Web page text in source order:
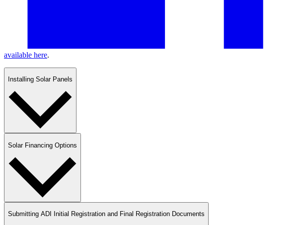
available here​​​​‌ ‍ ​‍​‍‌‍ ‌ ​‍‌‍‍‌‌‍‌ ‌‍‍‌‌‍ ‍​‍​‍​ ‍‍​‍​‍‌ ​ ‌‍​‌‌‍ ‍‌‍‍‌‌ ‌​‌ ‍‌​‍ ‍‌‍‍‌‌‍ ​‍​‍​‍ ​​‍​‍‌‍‍​‌ ​‍‌‍‌‌‌‍‌‍​‍​‍​ ‍‍​‍​‍‌‍‍​‌ ‌​‌ ‌​‌ ​​​ ‍‍​‍ ​‍ ‌‍ ​‌‍ ‌‍​ ‌‍​‌‌‍ ​‌‍‍​‌‍ ‌ ​ ‌ ‌​​ ‍‍​ ​ ​ ​ ​ ​ ​ ​ ​‍ ‌‍‍‌‌‍ ‍‌ ‌​‌‍‌‌‌‍ ‍‌ ‌​​‍ ‌‍‌‌‌‍‌​‌‍‍‌‌ ‌​​‍ ‌‍ ‌‌‍ ‌‍‌​‌‍‌‌​ ‌‌ ​​‌ ​‍‌‍‌‌‌ ​ ‌‍‌‌‌‍ ‍‌ ‌​‌‍​‌‌ ‌​‌‍‍‌‌‍ ‌‍ ‍​ ‍ ‌‍‍‌‌‍‌​​ ‌​ ‍​​ ‌‌​ ‌‍​ ​​​ ‌‍​ ‌​​ ​‌‌‍‌​​‍ ‌​ ‌ ‌‍​ ‌‍​ ‌‍​‍​‍ ‌​ ‌​​ ​​​ ​‌‌‍​ ​‍ ‌‌‍​‍‌‍‌‌​ ‌‍‌‍‌​​‍ ‌​ ‌‌​ ​ ​ ‍​​ ​​​ ‌​​ ‌ ​ ‌ ‌‍​‍‌‍​‍​ ‌​​ ‌ ​ ​​​ ‍ ‌ ‌​‌ ‍‌‌ ​​‌‍‌‌​ ‌‌‍‍​‌‍‌‌‌‍ ​‌ ​​‌‌‌​‌‍ ‌ ​​‌‍‍‌‌‍​ ​ ‍ ‌ ​​‌‍​‌‌ ‌​‌‍‍​​ ‌‌‍​ ‌‍ ‌‍ ‍‌ ‌​‌‍‌‌‌‍ ‍‌ ‌​​‍‌‌​ ‌‌‌​​‍‌‌ ‌‍‍ ‌‍‌‌‌ ‍‌​‍‌‌​ ​ ‌​‌​​‍‌‌​ ​ ‌​‌​​‍‌‌​ ​‍​ ​‍‌‍​ ​ ‍​​ ‌‍​ ‌‌​ ‌‍​ ​​​ ​‌​ ‍‌‌‍​‍​ ​‌​ ‌ ​ ​ ​‍‌‌​ ​‍​ ​‍​‍‌‌​ ‌‌‌​‌​​‍ ‍‌‍​ ‌‍‍​‌‍‍‌‌‍ ​‌‍‌​‌ ​‍‌‍‌‌‌‍ ‍​‍‌‌​ ‌‌‌​​‍‌‌ ‌‍‍ ‌‍‌‌‌ ‍‌​‍‌‌​ ​ ‌​‌​​‍‌‌​ ​ ‌​‌​​‍‌‌​ ​‍​ ​‍​ ​ ​ ​‌​ ​ ​ ​‍‌‍‌‍​ ‍​​ ‍‌​ ‌‌​ ​ ‌‍‌‌‌‍​‍​ ‍‌​‍‌‌​ ​‍​ ​‍​‍‌‌​ ‌‌‌​‌​​‍ ‍‌ ‌​‌‍‌‌‌ ‍​‌ ‌​​ ‌‍​‍‌‍​‌‌ ​ ‌‍‌‌‌‌‌‌‌ ​‍‌‍ ​​ ‌‌‍‍​‌ ‌​‌ ‌​‌ ​​​‍‌‌​ ​ ‌​​‌​‍‌‌​ ​‍‌​‌‍​‍‌‌​ ​‍‌​‌‍‌‍ ​‌‍ ‌‍​ ‌‍​‌‌‍ ​‌‍‍​‌‍ ‌ ​ ‌ ‌​​‍‌‌​ ​ ‌​​‌​ ​ ​ ​ ​ ​ ​ ​ ​‍‌‍‌‍‍‌‌‍‌​​ ‌​ ‍​​ ‌‌​ ‌‍​ ​​​ ‌‍​ ‌​​ ​‌‌‍‌​​‍ ‌​ ‌ ‌‍​ ‌‍​ ‌‍​‍​‍ ‌​ ‌​​ ​​​ ​‌‌‍​ ​‍ ‌‌‍​‍‌‍‌‌​ ‌‍‌‍‌​​‍ ‌​ ‌‌​ ​ ​ ‍​​ ​​​ ‌​​ ‌ ​ ‌ ‌‍​‍‌‍​‍​ ‌​​ ‌ ​ ​​​‍‌‍‌ ‌​‌ ‍‌‌ ​​‌‍‌‌​ ‌‌‍‍​‌‍‌‌‌‍ ​‌ ​​‌‌‌​‌‍ ‌ ​​‌‍‍‌‌‍​ ​‍‌‍‌ ​​‌‍​‌‌ ‌​‌‍‍​​ ‌‌‍​ ‌‍ ‌‍ ‍‌ ‌​‌‍‌‌‌‍ ‍‌ ‌​​‍‌‌​ ‌‌‌​​‍‌‌ ‌‍‍ ‌‍‌‌‌ ‍‌​‍‌‌​ ​ ‌​‌​​‍‌‌​ ​ ‌​‌​​‍‌‌​ ​‍​ ​‍‌‍​ ​ ‍​​ ‌‍​ ‌‌​ ‌‍​ ​​​ ​‌​ ‍‌‌‍​‍​ ​‌​ ‌ ​ ​ ​‍‌‌​ ​‍​ ​‍​‍‌‌​ ‌‌‌​‌​​‍ ‍‌‍​ ‌‍‍​‌‍‍‌‌‍ ​‌‍‌​‌ ​‍‌‍‌‌‌‍ ‍​‍‌‌​ ‌‌‌​​‍‌‌ ‌‍‍ ‌‍‌‌‌ ‍‌​‍‌‌​ ​ ‌​‌​​‍‌‌​ ​ ‌​‌​​‍‌‌​ ​‍​ ​‍​ ​ ​ ​‌​ ​ ​ ​‍‌‍‌‍​ ‍​​ ‍‌​ ‌‌​ ​ ‌‍‌‌‌‍​‍​ ‍‌​‍‌‌​ ​‍​ ​‍​‍‌‌​ ‌‌‌​‌​​‍ ‍‌ ‌​‌‍‌‌‌ ‍​‌ ‌​​‍‌‍‌ ​​‌‍‌‌‌ ​‍‌ ​ ‌ ​​‌‍‌‌‌‍​ ‌ ‌​‌‍‍‌‌ ‌‍‌‍‌‌​ ‌‌ ​​‌ ‌‌‌‍​‍‌‍ ​‌‍‍‌‌ ​ ‌‍‍​‌‍‌‌‌‍‌​​‍​‍‌ ‌.​​​​‌ ‍ ​‍​‍‌‍ ‌ ​‍‌‍‍‌‌‍‌ ‌‍‍‌‌‍ ‍​‍​‍​ ‍‍​‍​‍‌ ​ ‌‍​‌‌‍ ‍‌‍‍‌‌ ‌​‌ ‍‌​‍ ‍‌‍‍‌‌‍ ​‍​‍​‍ ​​‍​‍‌‍‍​‌ ​‍‌‍‌‌‌‍‌‍​‍​‍​ ‍‍​‍​‍‌‍‍​‌ ‌​‌ ‌​‌ ​​​ ‍‍​‍ ​‍ ‌‍ ​‌‍ ‌‍​ ‌‍​‌‌‍ ​‌‍‍​‌‍ ‌ ​ ‌ ‌​​ ‍‍​ ​ ​ ​ ​ ​ ​ ​ ​‍ ‌‍‍‌‌‍ ‍‌ ‌​‌‍‌‌‌‍ ‍‌ ‌​​‍ ‌‍‌‌‌‍‌​‌‍‍‌‌ ‌​​‍ ‌‍ ‌‌‍ ‌‍‌​‌‍‌‌​ ‌‌ ​​‌ ​‍‌‍‌‌‌ ​ ‌‍‌‌‌‍ ‍‌ ‌​‌‍​‌‌ ‌​‌‍‍‌‌‍ ‌‍ ‍​ ‍ ‌‍‍‌‌‍‌​​ ‌​ ‍​​ ‌‌​ ‌‍​ ​​​ ‌‍​ ‌​​ ​‌‌‍‌​​‍ ‌​ ‌ ‌‍​ ‌‍​ ‌‍​‍​‍ ‌​ ‌​​ ​​​ ​‌‌‍​ ​‍ ‌‌‍​‍‌‍‌‌​ ‌‍‌‍‌​​‍ ‌​ ‌‌​ ​ ​ ‍​​ ​​​ ‌​​ ‌ ​ ‌ ‌‍​‍‌‍​‍​ ‌​​ ‌ ​ ​​​ ‍ ‌ ‌​‌ ‍‌‌ ​​‌‍‌‌​ ‌‌‍‍​‌‍‌‌‌‍ ​‌ ​​‌‌‌​‌‍ ‌ ​​‌‍‍‌‌‍​ ​ ‍ ‌ ​​‌‍​‌‌ ‌​‌‍‍​​ ‌‌‍​ ‌‍ ‌‍ ‍‌ ‌​‌‍‌‌‌‍ ‍‌ ‌​​‍‌‌​ ‌‌‌​​‍‌‌ ‌‍‍ ‌‍‌‌‌ ‍‌​‍‌‌​ ​ ‌​‌​​‍‌‌​ ​ ‌​‌​​‍‌‌​ ​‍​ ​‍‌‍​ ​ ‍​​ ‌‍​ ‌‌​ ‌‍​ ​​​ ​‌​ ‍‌‌‍​‍​ ​‌​ ‌ ​ ​ ​‍‌‌​ ​‍​ ​‍​‍‌‌​ ‌‌‌​‌​​‍ ‍‌‍​ ‌‍‍​‌‍‍‌‌‍ ​‌‍‌​‌ ​‍‌‍‌‌‌‍ ‍​‍‌‌​ ‌‌‌​​‍‌‌ ‌‍‍ ‌‍‌‌‌ ‍‌​‍‌‌​ ​ ‌​‌​​‍‌‌​ ​ ‌​‌​​‍‌‌​ ​‍​ ​‍​ ‍​​ ​‍‌‍​‌​ ​‌‌‍‌​‌‍‌‌​ ‌‍​ ‌‌​ ‌‍‌‍‌​​ ‌‍‌‍​‍​‍‌‌​ ​‍​ ​‍​‍‌‌​ ‌‌‌​‌​​‍ ‍‌ ‌​‌‍‌‌‌ ‍​‌ ‌​​ ‌‍​‍‌‍​‌‌ ​ ‌‍‌‌‌‌‌‌‌ ​‍‌‍ ​​ ‌‌‍‍​‌ ‌​‌ ‌​‌ ​​​‍‌‌​ ​ ‌​​‌​‍‌‌​ ​‍‌​‌‍​‍‌‌​ ​‍‌​‌‍‌‍ ​‌‍ ‌‍​ ‌‍​‌‌‍ ​‌‍‍​‌‍ ‌ ​ ‌ ‌​​‍‌‌​ ​ ‌​​‌​ ​ ​ ​ ​ ​ ​ ​ ​‍‌‍‌‍‍‌‌‍‌​​ ‌​ ‍​​ ‌‌​ ‌‍​ ​​​ ‌‍​ ‌​​ ​‌‌‍‌​​‍ ‌​ ‌ ‌‍​ ‌‍​ ‌‍​‍​‍ ‌​ ‌​​ ​​​ ​‌‌‍​ ​‍ ‌‌‍​‍‌‍‌‌​ ‌‍‌‍‌​​‍ ‌​ ‌‌​ ​ ​ ‍​​ ​​​ ‌​​ ‌ ​ ‌ ‌‍​‍‌‍​‍​ ‌​​ ‌ ​ ​​​‍‌‍‌ ‌​‌ ‍‌‌ ​​‌‍‌‌​ ‌‌‍‍​‌‍‌‌‌‍ ​‌ ​​‌‌‌​‌‍ ‌ ​​‌‍‍‌‌‍​ ​‍‌‍‌ ​​‌‍​‌‌ ‌​‌‍‍​​ ‌‌‍​ ‌‍ ‌‍ ‍‌ ‌​‌‍‌‌‌‍ ‍‌ ‌​​‍‌‌​ ‌‌‌​​‍‌‌ ‌‍‍ ‌‍‌‌‌ ‍‌​‍‌‌​ ​ ‌​‌​​‍‌‌​ ​ ‌​‌​​‍‌‌​ ​‍​ ​‍‌‍​ ​ ‍​​ ‌‍​ ‌‌​ ‌‍​ ​​​ ​‌​ ‍‌‌‍​‍​ ​‌​ ‌ ​ ​ ​‍‌‌​ ​‍​ ​‍​‍‌‌​ ‌‌‌​‌​​‍ ‍‌‍​ ‌‍‍​‌‍‍‌‌‍ ​‌‍‌​‌ ​‍‌‍‌‌‌‍ ‍​‍‌‌​ ‌‌‌​​‍‌‌ ‌‍‍ ‌‍‌‌‌ ‍‌​‍‌‌​ ​ ‌​‌​​‍‌‌​ ​ ‌​‌​​‍‌‌​ ​‍​ ​‍​ ‍​​ ​‍‌‍​‌​ ​‌‌‍‌​‌‍‌‌​ ‌‍​ ‌‌​ ‌‍‌‍‌​​ ‌‍‌‍​‍​‍‌‌​ ​‍​ ​‍​‍‌‌​ ‌‌‌​‌​​‍ ‍‌ ‌​‌‍‌‌‌ ‍​‌ ‌​​‍‌‍‌ ​​‌‍‌‌‌ ​‍‌ ​ ‌ ​​‌‍‌‌‌‍​ ‌ ‌​‌‍‍‌‌ ‌‍‌‍‌‌​ ‌‌ ​​‌ ‌‌‌‍​‍‌‍ ​‌‍‍‌‌ ​ ‌‍‍​‌‍‌‌‌‍‌​​‍​‍‌ ‌
Installing Solar Panels​​​​‌ ‍ ​‍​‍‌‍ ‌ ​‍‌‍‍‌‌‍‌ ‌‍‍‌‌‍ ‍​‍​‍​ ‍‍​‍​‍‌ ​ ‌‍​‌‌‍ ‍‌‍‍‌‌ ‌​‌ ‍‌​‍ ‍‌‍‍‌‌‍ ​‍​‍​‍ ​​‍​‍‌‍‍​‌ ​‍‌‍‌‌‌‍‌‍​‍​‍​ ‍‍​‍​‍‌‍‍​‌ ‌​‌ ‌​‌ ​​​ ‍‍​‍ ​‍ ‌‍ ​‌‍ ‌‍​ ‌‍​‌‌‍ ​‌‍‍​‌‍ ‌ ​ ‌ ‌​​ ‍‍​ ​ ​ ​ ​ ​ ​ ​ ​‍ ‌‍‍‌‌‍ ‍‌ ‌​‌‍‌‌‌‍ ‍‌ ‌​​‍ ‌‍‌‌‌‍‌​‌‍‍‌‌ ‌​​‍ ‌‍ ‌‌‍ ‌‍‌​‌‍‌‌​ ‌‌ ​​‌ ​‍‌‍‌‌‌ ​ ‌‍‌‌‌‍ ‍‌ ‌​‌‍​‌‌ ‌​‌‍‍‌‌‍ ‌‍ ‍​ ‍ ‌‍‍‌‌‍‌​​ ‌​ ‍​​ ‌‌​ ‌‍​ ​​​ ‌‍​ ‌​​ ​‌‌‍‌​​‍ ‌​ ‌ ‌‍​ ‌‍​ ‌‍​‍​‍ ‌​ ‌​​ ​​​ ​‌‌‍​ ​‍ ‌‌‍​‍‌‍‌‌​ ‌‍‌‍‌​​‍ ‌​ ‌‌​ ​ ​ ‍​​ ​​​ ‌​​ ‌ ​ ‌ ‌‍​‍‌‍​‍​ ‌​​ ‌ ​ ​​​ ‍ ‌ ‌​‌ ‍‌‌ ​​‌‍‌‌​ ‌‌‍‍​‌‍‌‌‌‍ ​‌ ​​‌‌‌​‌‍ ‌ ​​‌‍‍‌‌‍​ ​ ‍ ‌ ​​‌‍​‌‌ ‌​‌‍‍​​ ‌‌‍​ ‌‍ ‌‍ ‍‌ ‌​‌‍‌‌‌‍ ‍‌ ‌​​‍‌‌​ ‌‌‌​​‍‌‌ ‌‍‍ ‌‍‌‌‌ ‍‌​‍‌‌​ ​ ‌​‌​​‍‌‌​ ​ ‌​‌​​‍‌‌​ ​‍​ ​‍‌‍​‌​ ​‍​ ​‍​ ​‌‌‍‌‍​ ‍​​ ‍​​ ‍‌​ ‌ ‌‍‌‍‌‍​‍‌‍​ ​‍‌‌​ ​‍​ ​‍​‍‌‌​ ‌‌‌​‌​​‍ ‍‌‍‍‌‌ ‌​‌‍‌‌‌‍ ‌‌ ​ ​‍‌‌​ ‌‌‌​​‍‌‌ ‌‍‍ ‌‍‌‌‌ ‍‌​‍‌‌​ ​ ‌​‌​​‍‌‌​ ​ ‌​‌​​‍‌‌​ ​‍​ ​‍​ ‌ ‌‍​‌​ ​ ​ ​‍​ ‍​‌‍​‍​ ‌​​ ‍‌‌‍‌‍​ ​​​ ‌​​ ‌‌​‍‌‌​ ​‍​ ​‍​‍‌‌​ ‌‌‌​‌​​‍ ‍‌‍‍​‌‍‌‌‌‍​‌‌‍‌​‌‍‍‌‌‍ ‍‌‍‌ ​ ‌‍​‍‌‍​‌‌ ​ ‌‍‌‌‌‌‌‌‌ ​‍‌‍ ​​ ‌‌‍‍​‌ ‌​‌ ‌​‌ ​​​‍‌‌​ ​ ‌​​‌​‍‌‌​ ​‍‌​‌‍​‍‌‌​ ​‍‌​‌‍‌‍ ​‌‍ ‌‍​ ‌‍​‌‌‍ ​‌‍‍​‌‍ ‌ ​ ‌ ‌​​‍‌‌​ ​ ‌​​‌​ ​ ​ ​ ​ ​ ​ ​ ​‍‌‍‌‍‍‌‌‍‌​​ ‌​ ‍​​ ‌‌​ ‌‍​ ​​​ ‌‍​ ‌​​ ​‌‌‍‌​​‍ ‌​ ‌ ‌‍​ ‌‍​ ‌‍​‍​‍ ‌​ ‌​​ ​​​ ​‌‌‍​ ​‍ ‌‌‍​‍‌‍‌‌​ ‌‍‌‍‌​​‍ ‌​ ‌‌​ ​ ​ ‍​​ ​​​ ‌​​ ‌ ​ ‌ ‌‍​‍‌‍​‍​ ‌​​ ‌ ​ ​​​‍‌‍‌ ‌​‌ ‍‌‌ ​​‌‍‌‌​ ‌‌‍‍​‌‍‌‌‌‍ ​‌ ​​‌‌‌​‌‍ ‌ ​​‌‍‍‌‌‍​ ​‍‌‍‌ ​​‌‍​‌‌ ‌​‌‍‍​​ ‌‌‍​ ‌‍ ‌‍ ‍‌ ‌​‌‍‌‌‌‍ ‍‌ ‌​​‍‌‌​ ‌‌‌​​‍‌‌ ‌‍‍ ‌‍‌‌‌ ‍‌​‍‌‌​ ​ ‌​‌​​‍‌‌​ ​ ‌​‌​​‍‌‌​ ​‍​ ​‍‌‍​‌​ ​‍​ ​‍​ ​‌‌‍‌‍​ ‍​​ ‍​​ ‍‌​ ‌ ‌‍‌‍‌‍​‍‌‍​ ​‍‌‌​ ​‍​ ​‍​‍‌‌​ ‌‌‌​‌​​‍ ‍‌‍‍‌‌ ‌​‌‍‌‌‌‍ ‌‌ ​ ​‍‌‌​ ‌‌‌​​‍‌‌ ‌‍‍ ‌‍‌‌‌ ‍‌​‍‌‌​ ​ ‌​‌​​‍‌‌​ ​ ‌​‌​​‍‌‌​ ​‍​ ​‍​ ‌ ‌‍​‌​ ​ ​ ​‍​ ‍​‌‍​‍​ ‌​​ ‍‌‌‍‌‍​ ​​​ ‌​​ ‌‌​‍‌‌​ ​‍​ ​‍​‍‌‌​ ‌‌‌​‌​​‍ ‍‌‍‍​‌‍‌‌‌‍​‌‌‍‌​‌‍‍‌‌‍ ‍‌‍‌ ​‍‌‍‌ ​​‌‍‌‌‌ ​‍‌ ​ ‌ ​​‌‍‌‌‌‍​ ‌ ‌​‌‍‍‌‌ ‌‍‌‍‌‌​ ‌‌ ​​‌ ‌‌‌‍​‍‌‍ ​‌‍‍‌‌ ​ ‌‍‍​‌‍‌‌‌‍‌​​‍​‍‌ ‌
Solar Financing Options​​​​‌ ‍ ​‍​‍‌‍ ‌ ​‍‌‍‍‌‌‍‌ ‌‍‍‌‌‍ ‍​‍​‍​ ‍‍​‍​‍‌ ​ ‌‍​‌‌‍ ‍‌‍‍‌‌ ‌​‌ ‍‌​‍ ‍‌‍‍‌‌‍ ​‍​‍​‍ ​​‍​‍‌‍‍​‌ ​‍‌‍‌‌‌‍‌‍​‍​‍​ ‍‍​‍​‍‌‍‍​‌ ‌​‌ ‌​‌ ​​​ ‍‍​‍ ​‍ ‌‍ ​‌‍ ‌‍​ ‌‍​‌‌‍ ​‌‍‍​‌‍ ‌ ​ ‌ ‌​​ ‍‍​ ​ ​ ​ ​ ​ ​ ​ ​‍ ‌‍‍‌‌‍ ‍‌ ‌​‌‍‌‌‌‍ ‍‌ ‌​​‍ ‌‍‌‌‌‍‌​‌‍‍‌‌ ‌​​‍ ‌‍ ‌‌‍ ‌‍‌​‌‍‌‌​ ‌‌ ​​‌ ​‍‌‍‌‌‌ ​ ‌‍‌‌‌‍ ‍‌ ‌​‌‍​‌‌ ‌​‌‍‍‌‌‍ ‌‍ ‍​ ‍ ‌‍‍‌‌‍‌​​ ‌​ ‍​​ ‌‌​ ‌‍​ ​​​ ‌‍​ ‌​​ ​‌‌‍‌​​‍ ‌​ ‌ ‌‍​ ‌‍​ ‌‍​‍​‍ ‌​ ‌​​ ​​​ ​‌‌‍​ ​‍ ‌‌‍​‍‌‍‌‌​ ‌‍‌‍‌​​‍ ‌​ ‌‌​ ​ ​ ‍​​ ​​​ ‌​​ ‌ ​ ‌ ‌‍​‍‌‍​‍​ ‌​​ ‌ ​ ​​​ ‍ ‌ ‌​‌ ‍‌‌ ​​‌‍‌‌​ ‌‌‍‍​‌‍‌‌‌‍ ​‌ ​​‌‌‌​‌‍ ‌ ​​‌‍‍‌‌‍​ ​ ‍ ‌ ​​‌‍​‌‌ ‌​‌‍‍​​ ‌‌‍​ ‌‍ ‌‍ ‍‌ ‌​‌‍‌‌‌‍ ‍‌ ‌​​‍‌‌​ ‌‌‌​​‍‌‌ ‌‍‍ ‌‍‌‌‌ ‍‌​‍‌‌​ ​ ‌​‌​​‍‌‌​ ​ ‌​‌​​‍‌‌​ ​‍​ ​‍‌‍​‌​ ​‍​ ​‍​ ​‌‌‍‌‍​ ‍​​ ‍​​ ‍‌​ ‌ ‌‍‌‍‌‍​‍‌‍​ ​‍‌‌​ ​‍​ ​‍​‍‌‌​ ‌‌‌​‌​​‍ ‍‌‍‍‌‌ ‌​‌‍‌‌‌‍ ‌‌ ​ ​‍‌‌​ ‌‌‌​​‍‌‌ ‌‍‍ ‌‍‌‌‌ ‍‌​‍‌‌​ ​ ‌​‌​​‍‌‌​ ​ ‌​‌​​‍‌‌​ ​‍​ ​‍​ ‌‌‌‍​‌​ ​​​ ‌​​ ‌​‌‍‌​​ ​‌​ ​‌​ ‌ ‌‍‌‍‌‍​‌​ ‌‍​‍‌‌​ ​‍​ ​‍​‍‌‌​ ‌‌‌​‌​​‍ ‍‌‍‍​‌‍‌‌‌‍​‌‌‍‌​‌‍‍‌‌‍ ‍‌‍‌ ​ ‌‍​‍‌‍​‌‌ ​ ‌‍‌‌‌‌‌‌‌ ​‍‌‍ ​​ ‌‌‍‍​‌ ‌​‌ ‌​‌ ​​​‍‌‌​ ​ ‌​​‌​‍‌‌​ ​‍‌​‌‍​‍‌‌​ ​‍‌​‌‍‌‍ ​‌‍ ‌‍​ ‌‍​‌‌‍ ​‌‍‍​‌‍ ‌ ​ ‌ ‌​​‍‌‌​ ​ ‌​​‌​ ​ ​ ​ ​ ​ ​ ​ ​‍‌‍‌‍‍‌‌‍‌​​ ‌​ ‍​​ ‌‌​ ‌‍​ ​​​ ‌‍​ ‌​​ ​‌‌‍‌​​‍ ‌​ ‌ ‌‍​ ‌‍​ ‌‍​‍​‍ ‌​ ‌​​ ​​​ ​‌‌‍​ ​‍ ‌‌‍​‍‌‍‌‌​ ‌‍‌‍‌​​‍ ‌​ ‌‌​ ​ ​ ‍​​ ​​​ ‌​​ ‌ ​ ‌ ‌‍​‍‌‍​‍​ ‌​​ ‌ ​ ​​​‍‌‍‌ ‌​‌ ‍‌‌ ​​‌‍‌‌​ ‌‌‍‍​‌‍‌‌‌‍ ​‌ ​​‌‌‌​‌‍ ‌ ​​‌‍‍‌‌‍​ ​‍‌‍‌ ​​‌‍​‌‌ ‌​‌‍‍​​ ‌‌‍​ ‌‍ ‌‍ ‍‌ ‌​‌‍‌‌‌‍ ‍‌ ‌​​‍‌‌​ ‌‌‌​​‍‌‌ ‌‍‍ ‌‍‌‌‌ ‍‌​‍‌‌​ ​ ‌​‌​​‍‌‌​ ​ ‌​‌​​‍‌‌​ ​‍​ ​‍‌‍​‌​ ​‍​ ​‍​ ​‌‌‍‌‍​ ‍​​ ‍​​ ‍‌​ ‌ ‌‍‌‍‌‍​‍‌‍​ ​‍‌‌​ ​‍​ ​‍​‍‌‌​ ‌‌‌​‌​​‍ ‍‌‍‍‌‌ ‌​‌‍‌‌‌‍ ‌‌ ​ ​‍‌‌​ ‌‌‌​​‍‌‌ ‌‍‍ ‌‍‌‌‌ ‍‌​‍‌‌​ ​ ‌​‌​​‍‌‌​ ​ ‌​‌​​‍‌‌​ ​‍​ ​‍​ ‌‌‌‍​‌​ ​​​ ‌​​ ‌​‌‍‌​​ ​‌​ ​‌​ ‌ ‌‍‌‍‌‍​‌​ ‌‍​‍‌‌​ ​‍​ ​‍​‍‌‌​ ‌‌‌​‌​​‍ ‍‌‍‍​‌‍‌‌‌‍​‌‌‍‌​‌‍‍‌‌‍ ‍‌‍‌ ​‍‌‍‌ ​​‌‍‌‌‌ ​‍‌ ​ ‌ ​​‌‍‌‌‌‍​ ‌ ‌​‌‍‍‌‌ ‌‍‌‍‌‌​ ‌‌ ​​‌ ‌‌‌‍​‍‌‍ ​‌‍‍‌‌ ​ ‌‍‍​‌‍‌‌‌‍‌​​‍​‍‌ ‌
Submitting ADI Initial Registration and Final Registration Documents​​​​‌ ‍ ​‍​‍‌‍ ‌ ​‍‌‍‍‌‌‍‌ ‌‍‍‌‌‍ ‍​‍​‍​ ‍‍​‍​‍‌ ​ ‌‍​‌‌‍ ‍‌‍‍‌‌ ‌​‌ ‍‌​‍ ‍‌‍‍‌‌‍ ​‍​‍​‍ ​​‍​‍‌‍‍​‌ ​‍‌‍‌‌‌‍‌‍​‍​‍​ ‍‍​‍​‍‌‍‍​‌ ‌​‌ ‌​‌ ​​​ ‍‍​‍ ​‍ ‌‍ ​‌‍ ‌‍​ ‌‍​‌‌‍ ​‌‍‍​‌‍ ‌ ​ ‌ ‌​​ ‍‍​ ​ ​ ​ ​ ​ ​ ​ ​‍ ‌‍‍‌‌‍ ‍‌ ‌​‌‍‌‌‌‍ ‍‌ ‌​​‍ ‌‍‌‌‌‍‌​‌‍‍‌‌ ‌​​‍ ‌‍ ‌‌‍ ‌‍‌​‌‍‌‌​ ‌‌ ​​‌ ​‍‌‍‌‌‌ ​ ‌‍‌‌‌‍ ‍‌ ‌​‌‍​‌‌ ‌​‌‍‍‌‌‍ ‌‍ ‍​ ‍ ‌‍‍‌‌‍‌​​ ‌​ ‍​​ ‌‌​ ‌‍​ ​​​ ‌‍​ ‌​​ ​‌‌‍‌​​‍ ‌​ ‌ ‌‍​ ‌‍​ ‌‍​‍​‍ ‌​ ‌​​ ​​​ ​‌‌‍​ ​‍ ‌‌‍​‍‌‍‌‌​ ‌‍‌‍‌​​‍ ‌​ ‌‌​ ​ ​ ‍​​ ​​​ ‌​​ ‌ ​ ‌ ‌‍​‍‌‍​‍​ ‌​​ ‌ ​ ​​​ ‍ ‌ ‌​‌ ‍‌‌ ​​‌‍‌‌​ ‌‌‍‍​‌‍‌‌‌‍ ​‌ ​​‌‌‌​‌‍ ‌ ​​‌‍‍‌‌‍​ ​ ‍ ‌ ​​‌‍​‌‌ ‌​‌‍‍​​ ‌‌‍​ ‌‍ ‌‍ ‍‌ ‌​‌‍‌‌‌‍ ‍‌ ‌​​‍‌‌​ ‌‌‌​​‍‌‌ ‌‍‍ ‌‍‌‌‌ ‍‌​‍‌‌​ ​ ‌​‌​​‍‌‌​ ​ ‌​‌​​‍‌‌​ ​‍​ ​‍‌‍​‌​ ​‍​ ​‍​ ​‌‌‍‌‍​ ‍​​ ‍​​ ‍‌​ ‌ ‌‍‌‍‌‍​‍‌‍​ ​‍‌‌​ ​‍​ ​‍​‍‌‌​ ‌‌‌​‌​​‍ ‍‌‍‍‌‌ ‌​‌‍‌‌‌‍ ‌‌ ​ ​‍‌‌​ ‌‌‌​​‍‌‌ ‌‍‍ ‌‍‌‌‌ ‍‌​‍‌‌​ ​ ‌​‌​​‍‌‌​ ​ ‌​‌​​‍‌‌​ ​‍​ ​‍‌‍‌‌‌‍​‍​ ​‌​ ‌ ‌‍​‌​ ‍​‌‍‌‍​ ‍​‌‍​‍​ ‌​​ ​ ‌‍​‍​‍‌‌​ ​‍​ ​‍​‍‌‌​ ‌‌‌​‌​​‍ ‍‌‍‍​‌‍‌‌‌‍​‌‌‍‌​‌‍‍‌‌‍ ‍‌‍‌ ​ ‌‍​‍‌‍​‌‌ ​ ‌‍‌‌‌‌‌‌‌ ​‍‌‍ ​​ ‌‌‍‍​‌ ‌​‌ ‌​‌ ​​​‍‌‌​ ​ ‌​​‌​‍‌‌​ ​‍‌​‌‍​‍‌‌​ ​‍‌​‌‍‌‍ ​‌‍ ‌‍​ ‌‍​‌‌‍ ​‌‍‍​‌‍ ‌ ​ ‌ ‌​​‍‌‌​ ​ ‌​​‌​ ​ ​ ​ ​ ​ ​ ​ ​‍‌‍‌‍‍‌‌‍‌​​ ‌​ ‍​​ ‌‌​ ‌‍​ ​​​ ‌‍​ ‌​​ ​‌‌‍‌​​‍ ‌​ ‌ ‌‍​ ‌‍​ ‌‍​‍​‍ ‌​ ‌​​ ​​​ ​‌‌‍​ ​‍ ‌‌‍​‍‌‍‌‌​ ‌‍‌‍‌​​‍ ‌​ ‌‌​ ​ ​ ‍​​ ​​​ ‌​​ ‌ ​ ‌ ‌‍​‍‌‍​‍​ ‌​​ ‌ ​ ​​​‍‌‍‌ ‌​‌ ‍‌‌ ​​‌‍‌‌​ ‌‌‍‍​‌‍‌‌‌‍ ​‌ ​​‌‌‌​‌‍ ‌ ​​‌‍‍‌‌‍​ ​‍‌‍‌ ​​‌‍​‌‌ ‌​‌‍‍​​ ‌‌‍​ ‌‍ ‌‍ ‍‌ ‌​‌‍‌‌‌‍ ‍‌ ‌​​‍‌‌​ ‌‌‌​​‍‌‌ ‌‍‍ ‌‍‌‌‌ ‍‌​‍‌‌​ ​ ‌​‌​​‍‌‌​ ​ ‌​‌​​‍‌‌​ ​‍​ ​‍‌‍​‌​ ​‍​ ​‍​ ​‌‌‍‌‍​ ‍​​ ‍​​ ‍‌​ ‌ ‌‍‌‍‌‍​‍‌‍​ ​‍‌‌​ ​‍​ ​‍​‍‌‌​ ‌‌‌​‌​​‍ ‍‌‍‍‌‌ ‌​‌‍‌‌‌‍ ‌‌ ​ ​‍‌‌​ ‌‌‌​​‍‌‌ ‌‍‍ ‌‍‌‌‌ ‍‌​‍‌‌​ ​ ‌​‌​​‍‌‌​ ​ ‌​‌​​‍‌‌​ ​‍​ ​‍‌‍‌‌‌‍​‍​ ​‌​ ‌ ‌‍​‌​ ‍​‌‍‌‍​ ‍​‌‍​‍​ ‌​​ ​ ‌‍​‍​‍‌‌​ ​‍​ ​‍​‍‌‌​ ‌‌‌​‌​​‍ ‍‌‍‍​‌‍‌‌‌‍​‌‌‍‌​‌‍‍‌‌‍ ‍‌‍‌ ​‍‌‍‌ ​​‌‍‌‌‌ ​‍‌ ​ ‌ ​​‌‍‌‌‌‍​ ‌ ‌​‌‍‍‌‌ ‌‍‌‍‌‌​ ‌‌ ​​‌ ‌‌‌‍​‍‌‍ ​‌‍‍‌‌ ​ ‌‍‍​‌‍‌‌‌‍‌​​‍​‍‌ ‌